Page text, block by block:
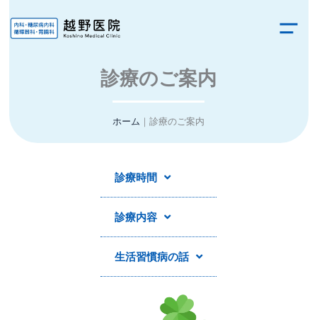
ッ
診療のご案内
ホーム 診療のご案内
診療時間
診療内容
生活習慣病の話